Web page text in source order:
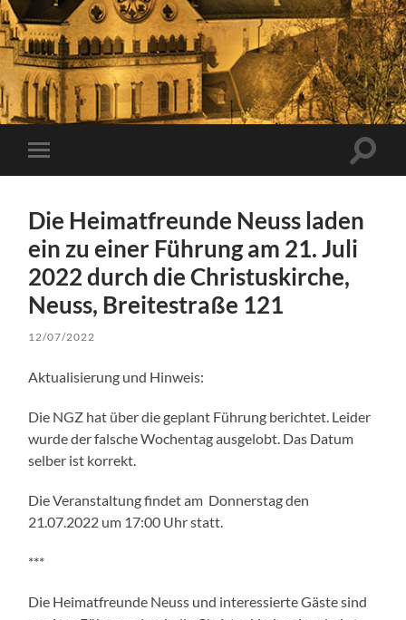
Mobile-
Menü
Die Heimatfreunde Neuss laden
ein zu einer Führung am 21. Juli
2022 durch die Christuskirche,
Neuss, Breitestraße 121
12/07/2022
Aktualisierung und Hinweis:
Die NGZ hat über die geplant Führung berichtet. Leider
wurde der falsche Wochentag ausgelobt. Das Datum
selber ist korrekt.
Die Veranstaltung findet am Donnerstag den
21.07.2022 um 17:00 Uhr statt.
***
Die Heimatfreunde Neuss und interessierte Gäste sind